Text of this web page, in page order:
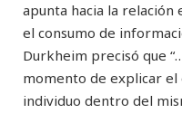
apunta hacia la
el consumo de
Durkheim precisó que
momento de explicar el
individuo dentro del